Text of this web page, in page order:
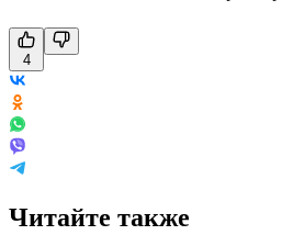
4
Читайте также